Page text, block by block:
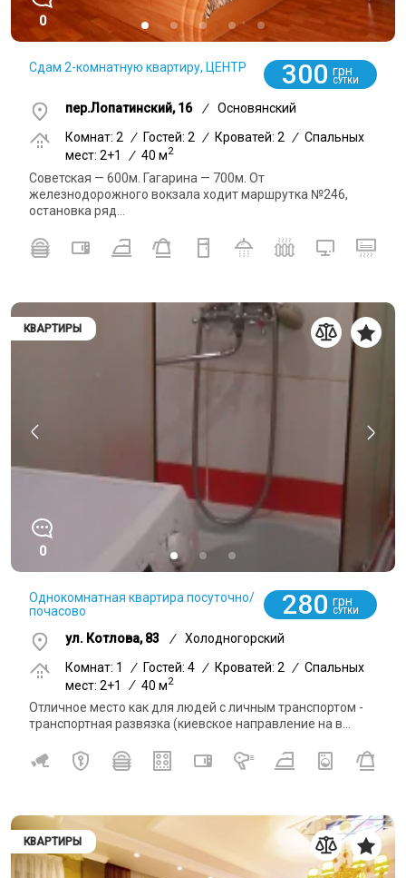
0
Сдам 2-комнатную квартиру, ЦЕНТР 300 грн
СУТКИ
пер.Лопатинский, 16 /
Основянский
Комнат: 2
/ Гостей: 2 / Кроватей: 2 / Спальных
мест: 2+1
/ 40 м2
Советская — 600м. Гагарина — 700м. От
железнодорожного вокзала ходит маршрутка №246,
остановка ряд...
КВАРТИРЫ
0
Однокомнатная квартира посуточно/
почасово
280 грн
СУТКИ
ул. Котлова, 83 /
Холодногорский
Комнат: 1
/ Гостей: 4 / Кроватей: 2 / Спальных
мест: 2+1
/ 40 м2
Отличное место как для людей с личным транспортом -
транспортная развязка (киевское направление на в...
КВАРТИРЫ